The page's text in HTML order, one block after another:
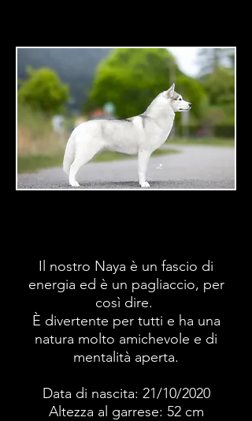
Il nostro Naya è un fascio di
energia ed è un pagliaccio, per
così dire.
È divertente per tutti e ha una
natura molto amichevole e di
mentalità aperta.
Data di nascita: 21/10/2020
Altezza al garrese: 52 cm